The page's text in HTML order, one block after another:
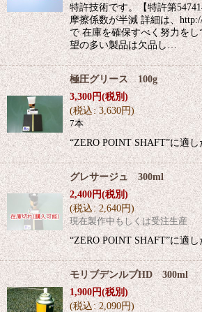
特許技術です。【特許第
摩擦係数が半減 詳細は、
で 在庫を確保すべく努力を
望の多い製品は欠品し…
極圧グリース 100g
3,300円(税別)
(税込: 3,630円)
7本
“ZERO POINT SHAFT”に適
グレサージュ 300ml
2,400円(税別)
(税込: 2,640円)
現在製作中もしくは受注生産
“ZERO POINT SHAFT”に適
モリブデンルブHD 300ml
1,900円(税別)
(税込: 2,090円)